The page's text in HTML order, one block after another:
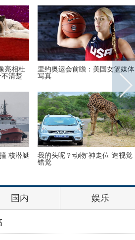
亮相杜
清楚
里约奥运会前瞻：美国女篮媒体
写真
核潜艇
我的头呢？动物“神走位”造视觉
错觉
国内 娱乐